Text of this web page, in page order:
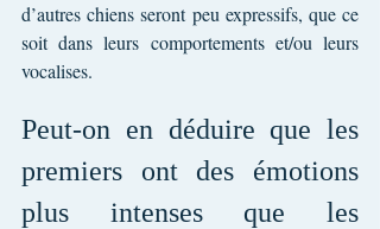
d’autres chiens seront peu expressifs, que ce
soit dans leurs comportements et/ou leurs
vocalises.
Peut-on en déduire que les
premiers ont des émotions
plus intenses que les